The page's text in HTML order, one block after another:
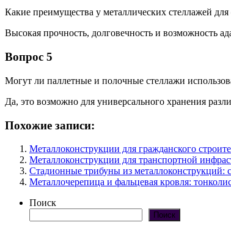
Какие преимущества у металлических стеллажей для
Высокая прочность, долговечность и возможность
Вопрос 5
Могут ли паллетные и полочные стеллажи
Да, это возможно для универсального хранения
Похожие записи:
Металлоконструкции для гражданского
Металлоконструкции для транспортной
Стадионные трибуны из металлоконструкций:
Металлочерепица и фальцевая кровля:
Поиск
Поиск